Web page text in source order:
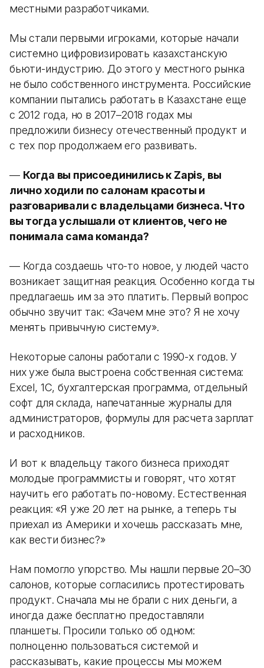
местными разработчиками.
Мы стали первыми игроками, которые начали
системно цифровизировать казахстанскую
бьюти-индустрию. До этого у местного рынка
не было собственного инструмента. Российские
компании пытались работать в Казахстане еще
с 2012 года, но в 2017–2018 годах мы
предложили бизнесу отечественный продукт и
с тех пор продолжаем его развивать.
— Когда вы присоединились к Zapis, вы
лично ходили по салонам красоты и
разговаривали с владельцами бизнеса. Что
вы тогда услышали от клиентов, чего не
понимала сама команда?
— Когда создаешь что-то новое, у людей часто
возникает защитная реакция. Особенно когда ты
предлагаешь им за это платить. Первый вопрос
обычно звучит так: «Зачем мне это? Я не хочу
менять привычную систему».
Некоторые салоны работали с 1990-х годов. У
них уже была выстроена собственная система:
Excel, 1С, бухгалтерская программа, отдельный
софт для склада, напечатанные журналы для
администраторов, формулы для расчета зарплат
и расходников.
И вот к владельцу такого бизнеса приходят
молодые программисты и говорят, что хотят
научить его работать по-новому. Естественная
реакция: «Я уже 20 лет на рынке, а теперь ты
приехал из Америки и хочешь рассказать мне,
как вести бизнес?»
Нам помогло упорство. Мы нашли первые 20–30
салонов, которые согласились протестировать
продукт. Сначала мы не брали с них деньги, а
иногда даже бесплатно предоставляли
планшеты. Просили только об одном:
полноценно пользоваться системой и
рассказывать, какие процессы мы можем